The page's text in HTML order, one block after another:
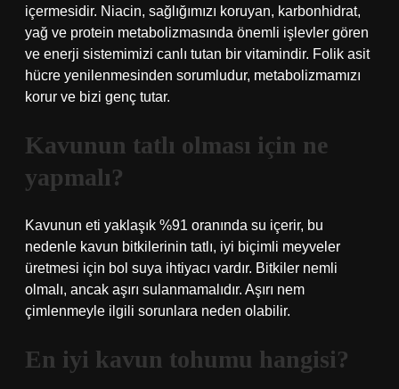
içermesidir. Niacin, sağlığımızı koruyan, karbonhidrat,
yağ ve protein metabolizmasında önemli işlevler gören
ve enerji sistemimizi canlı tutan bir vitamindir. Folik asit
hücre yenilenmesinden sorumludur, metabolizmamızı
korur ve bizi genç tutar.
Kavunun tatlı olması için ne
yapmalı?
Kavunun eti yaklaşık %91 oranında su içerir, bu
nedenle kavun bitkilerinin tatlı, iyi biçimli meyveler
üretmesi için bol suya ihtiyacı vardır. Bitkiler nemli
olmalı, ancak aşırı sulanmamalıdır. Aşırı nem
çimlenmeyle ilgili sorunlara neden olabilir.
En iyi kavun tohumu hangisi?